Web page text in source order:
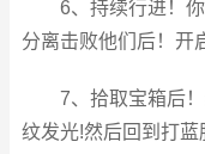
6、持续行进！
分离击败他们后！开
7、拾取宝箱后
纹发光!然后回到打